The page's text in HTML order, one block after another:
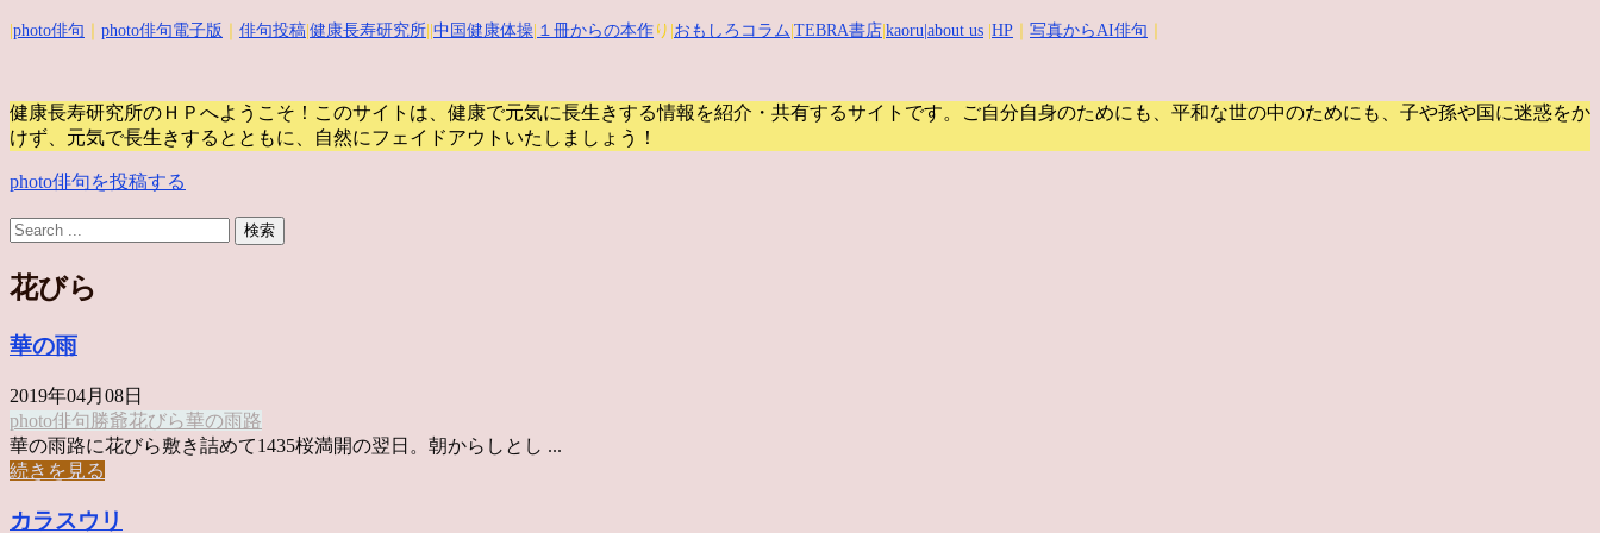
photo俳句 photo俳句電子版 俳句投稿 健康長寿研究所 中国健康体操 １冊からの本作 り| おもしろコラム TEBRA書店 kaoru |about us HP 写真からAI俳句
健康長寿研究所のＨＰへようこそ！このサイトは、健康で元気に長生きする情報を紹介・共有するサイトです。
ご自分自身のためにも、平和な世の中のためにも、子や孫や国に迷惑をか
けず、元気で長生きするとともに、自然にフェイドアウトいたしましょう！
photo俳句を投稿する
花びら
華の雨
2019年04月08日
photo俳句 勝爺花びら華の雨路
華の雨路に花びら敷き詰めて1435桜満開の翌日。朝からしとし ...
続きを見る
カラスウリ